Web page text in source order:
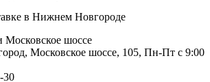
в Нижнем Новгороде
Московское шоссе
Московское шоссе, 105, Пн-Пт с 9:00
30